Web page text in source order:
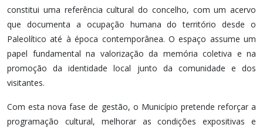
constitui uma referência cultural do concelho, com um acervo
que documenta a ocupação humana do território desde o
Paleolítico até à época contemporânea. O espaço assume um
papel fundamental na valorização da memória coletiva e na
promoção da identidade local junto da comunidade e dos
visitantes.
Com esta nova fase de gestão, o Município pretende reforçar a
programação cultural, melhorar as condições expositivas e